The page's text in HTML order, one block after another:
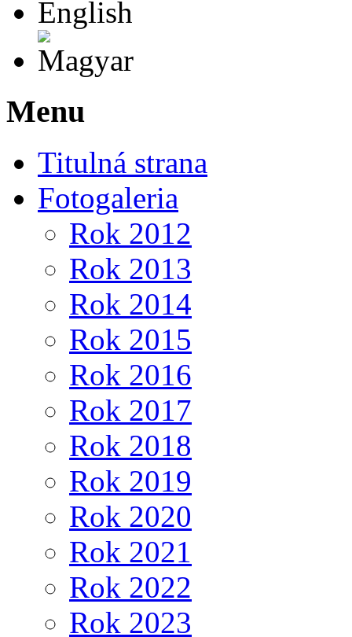
Menu
Titulná strana
Fotogaleria
Rok 2012
Rok 2013
Rok 2014
Rok 2015
Rok 2016
Rok 2017
Rok 2018
Rok 2019
Rok 2020
Rok 2021
Rok 2022
Rok 2023